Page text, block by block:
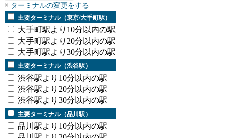
× ターミナルの変更をする
主要ターミナル（東京/大手町駅）
大手町駅より10分以内の駅
大手町駅より20分以内の駅
大手町駅より30分以内の駅
主要ターミナル（渋谷駅）
渋谷駅より10分以内の駅
渋谷駅より20分以内の駅
渋谷駅より30分以内の駅
主要ターミナル（品川駅）
品川駅より10分以内の駅